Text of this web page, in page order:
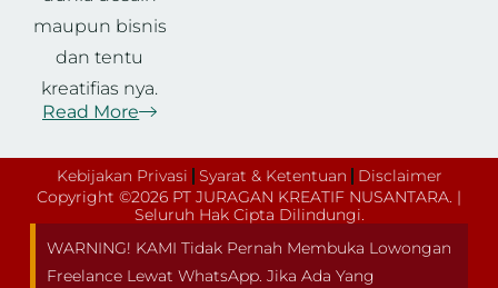
maupun bisnis
dan tentu
kreatifias nya.
Read More
Kebijakan Privasi Syarat & Ketentuan
Disclaimer
Copyright ©2026 PT JURAGAN KREATIF NUSANTARA. |
Seluruh Hak Cipta Dilindungi.
WARNING! KAMI Tidak Pernah Membuka Lowongan
Freelance Lewat WhatsApp. Jika Ada Yang